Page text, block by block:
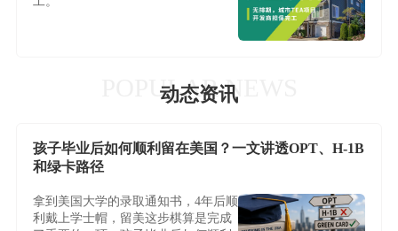
POPULAR NEWS
动态资讯
孩子毕业后如何顺利留在美国？一文讲透OPT、H-1B
和绿卡路径
拿到美国大学的录取通知书，4年后顺
利戴上学士帽，留美这步棋算是完成